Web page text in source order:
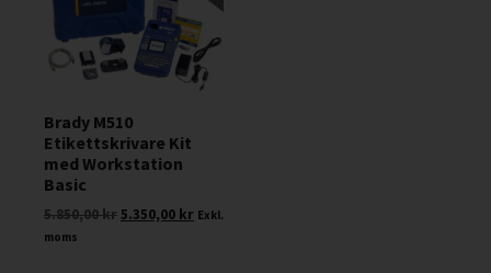
Brady M510
Etikettskrivare Kit
med Workstation
Basic
5.850,00kr5.350,00 kr Exkl.
moms